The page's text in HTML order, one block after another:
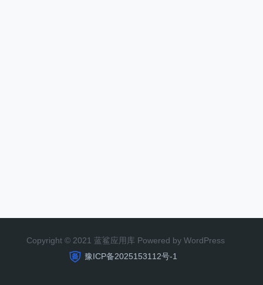
Copyright © 2021 蓝鲨应用库 Powered by WordPress
豫ICP备2025153112号-1